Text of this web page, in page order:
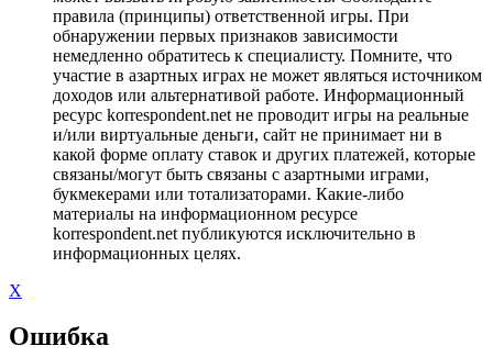
правила (принципы) ответственной игры. При
обнаружении первых признаков зависимости
немедленно обратитесь к специалисту. Помните, что
участие в азартных играх не может являться источником
доходов или альтернативой работе. Информационный
ресурс korrespondent.net не проводит игры на реальные
и/или виртуальные деньги, сайт не принимает ни в
какой форме оплату ставок и других платежей, которые
связаны/могут быть связаны с азартными играми,
букмекерами или тотализаторами. Какие-либо
материалы на информационном ресурсе
korrespondent.net публикуются исключительно в
информационных целях.
X
Ошибка